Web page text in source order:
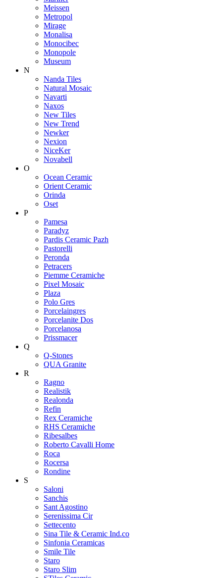
Meissen
Metropol
Mirage
Monalisa
Monocibec
Monopole
Museum
N
Nanda Tiles
Natural Mosaic
Navarti
Naxos
New Tiles
New Trend
Newker
Nexion
NiceKer
Novabell
O
Ocean Ceramic
Orient Ceramic
Orinda
Oset
P
Pamesa
Paradyz
Pardis Ceramic Pazh
Pastorelli
Peronda
Petracers
Piemme Ceramiche
Pixel Mosaic
Plaza
Polo Gres
Porcelaingres
Porcelanite Dos
Porcelanosa
Prissmacer
Q
Q-Stones
QUA Granite
R
Ragno
Realistik
Realonda
Refin
Rex Ceramiche
RHS Ceramiche
Ribesalbes
Roberto Cavalli Home
Roca
Rocersa
Rondine
S
Saloni
Sanchis
Sant Agostino
Serenissima Cir
Settecento
Sina Tile & Ceramic Ind.co
Sinfonia Ceramicas
Smile Tile
Staro
Staro Slim